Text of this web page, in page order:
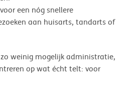
een nóg snellere
aan huisarts, tandarts of
weinig mogelijk administratie,
op wat écht telt: voor